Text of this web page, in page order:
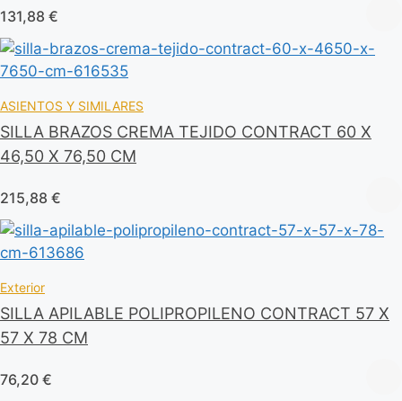
131,88 €
ASIENTOS Y SIMILARES
SILLA BRAZOS CREMA TEJIDO CONTRACT 60 X
46,50 X 76,50 CM
215,88 €
Exterior
SILLA APILABLE POLIPROPILENO CONTRACT 57 X
57 X 78 CM
76,20 €